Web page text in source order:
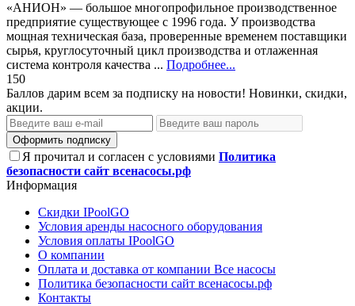
«АНИОН» — большое многопрофильное производственное
предприятие существующее с 1996 года. У производства
мощная техническая база, проверенные временем поставщики
сырья, круглосуточный цикл производства и отлаженная
система контроля качества ... Подробнее...
150
Баллов дарим всем за подписку на новости! Новинки, скидки,
акции.
Оформить подписку
Я прочитал и согласен с условиями Политика
безопасности сайт всенасосы.рф
Информация
Скидки IPoolGO
Условия аренды насосного оборудования
Условия оплаты IPoolGO
О компании
Оплата и доставка от компании Все насосы
Политика безопасности сайт всенасосы.рф
Контакты